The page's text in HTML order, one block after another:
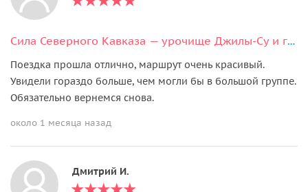
Сила Северного Кавказа — урочище Джилы-Су и гора Тузлук
Поездка прошла отлично, маршрут очень красивый.
Увидели гораздо больше, чем могли бы в большой группе.
Обязательно вернемся снова.
около 1 месяца назад
Дмитрий И.